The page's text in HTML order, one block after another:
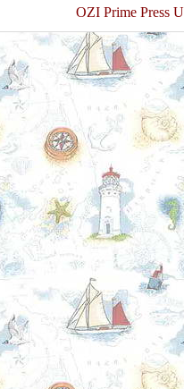
OZI Prime Press